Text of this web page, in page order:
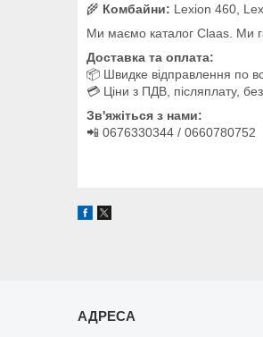
🌾 Комбайни: Lexion 460,
Ми маємо каталог Claas. Ми
Доставка та оплата:
📦 Швидке відправлення по
💳 Ціни з ПДВ, післяплату,
Зв'яжіться з нами:
📲 0676330344 / 0660780752